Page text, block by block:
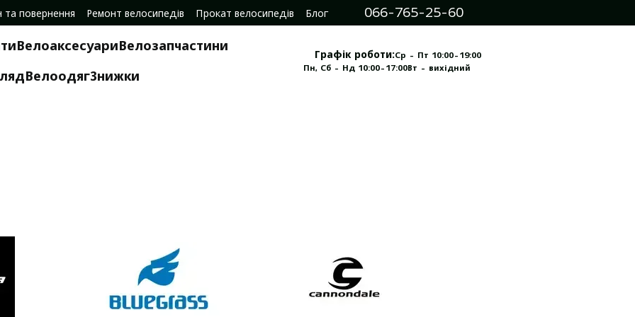
та повернення Ремонт велосипедів Прокат велосипедів
Блог
066-765-25-60
ВелоаксесуариВелозапчастини
ВелоодягЗнижки
Графік роботи:Ср - Пт 10:00-19:00
Пн, Сб - Нд 10:00-17:00Вт - вихідний